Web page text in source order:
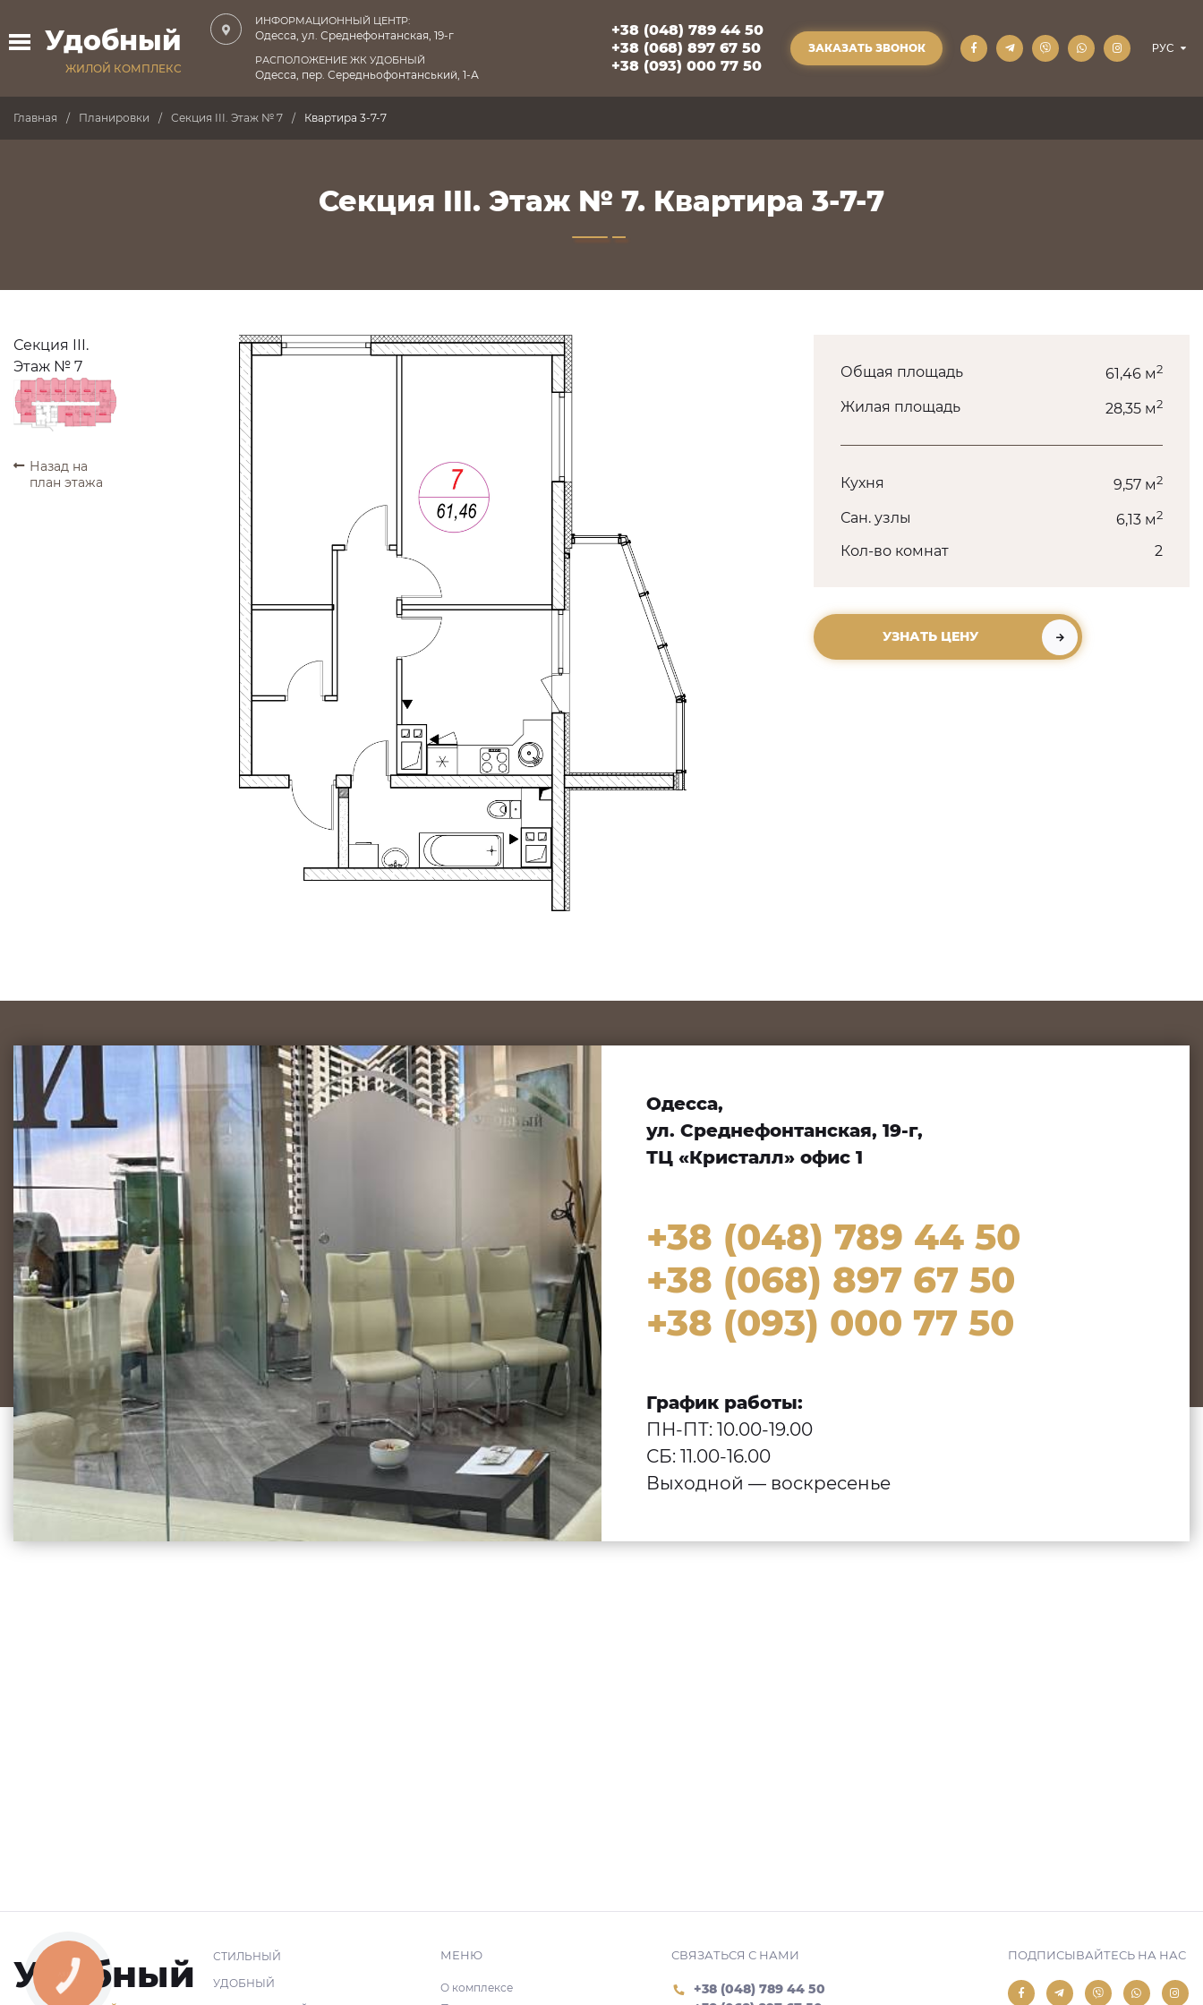
Удобный
ЖИЛОЙ КОМПЛЕКС
ИНФОРМАЦИОННЫЙ ЦЕНТР:
Одесса, ул. Среднефонтанская, 19-г
РАСПОЛОЖЕНИЕ ЖК УДОБНЫЙ
Одесса, пер. Середньофонтанський, 1-А
+38 (048) 789 44 50
+38 (068) 897 67 50
+38 (093) 000 77 50
ЗАКАЗАТЬ ЗВОНОК
Главная Планировки Секция III. Этаж № 7 Квартира 3-7-7
Секция III. Этаж № 7. Квартира 3-7-7
Секция III.
Этаж № 7
ПРОДАНО
Назад на
план этажа
Общая площадь 61,46 м2
Жилая площадь 28,35 м2
Кухня 9,57 м2
Сан. узлы 6,13 м2
Кол-во комнат 2
УЗНАТЬ ЦЕНУ
Одесса,
ул. Среднефонтанская, 19-г,
ТЦ «Кристалл» офис 1
+38 (048) 789 44 50
+38 (068) 897 67 50
+38 (093) 000 77 50
График работы:
ПН-ПТ: 10.00-19.00
СБ: 11.00-16.00
Выходной — воскресенье
Удобный
СТИЛЬНЫЙ
УДОБНЫЙ
МЕНЮ
О комплексе
СВЯЗАТЬСЯ С НАМИ
+38 (048) 789 44 50
ПОДПИСЫВАЙТЕСЬ НА НАС